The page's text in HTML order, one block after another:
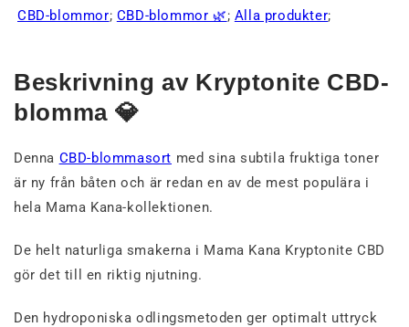
CBD-blommor; CBD-blommor 🌿; Alla produkter;
Beskrivning av Kryptonite CBD-
blomma 💎
Denna CBD-blommasort med sina subtila fruktiga toner
är ny från båten och är redan en av de mest populära i
hela Mama Kana-kollektionen.
De helt naturliga smakerna i Mama Kana Kryptonite CBD
gör det till en riktig njutning.
Den hydroponiska odlingsmetoden ger optimalt uttryck